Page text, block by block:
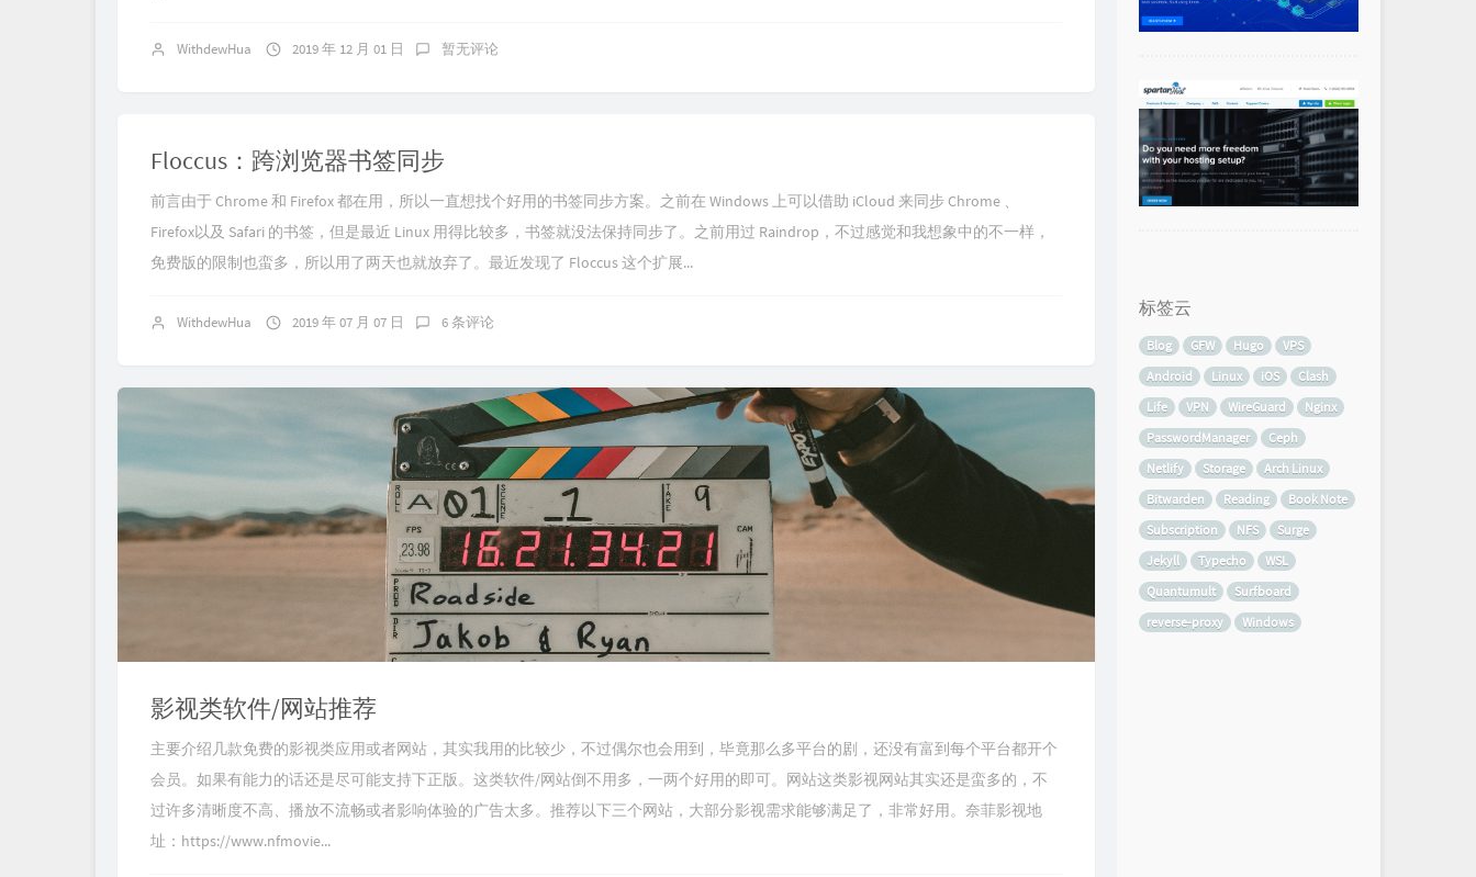
WithdewHua 2019 年 12 月 01 日 暂无评论
Floccus：跨浏览器书签同步
前言由于 Chrome 和 Firefox 都在用，所以一直想找个好用的书签同步方案。之前在 Windows 上可以借助 iCloud 来同步 Chrome 、
Firefox以及 Safari 的书签，但是最近 Linux 用得比较多，书签就没法保持同步了。之前用过 Raindrop，不过感觉和我想象中的不一样，
免费版的限制也蛮多，所以用了两天也就放弃了。最近发现了 Floccus 这个扩展...
WithdewHua 2019 年 07 月 07 日 6 条评论
影视类软件/网站推荐
主要介绍几款免费的影视类应用或者网站，其实我用的比较少，不过偶尔也会用到，毕竟那么多平台的剧，还没有富到每个平台都开个
会员。如果有能力的话还是尽可能支持下正版。这类软件/网站倒不用多，一两个好用的即可。网站这类影视网站其实还是蛮多的，不
过许多清晰度不高、播放不流畅或者影响体验的广告太多。推荐以下三个网站，大部分影视需求能够满足了，非常好用。奈菲影视地
址：https://www.nfmovie...
标签云
Blog GFW Hugo
VPS
Android
Linux iOS
Clash
Life
VPN WireGuard
Nginx
PasswordManager
Ceph
Netlify
Storage
Arch Linux
Bitwarden
Reading
Book Note
Subscription
NFS
Surge
Jekyll
Typecho
WSL
Quantumult
Surfboard
reverse-proxy
Windows